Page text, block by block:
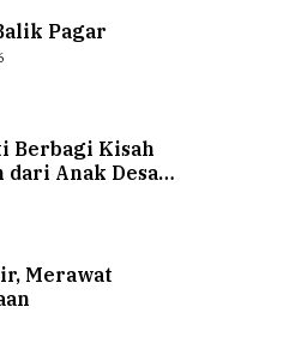
Pagar
Berbagi Kisah
dari Anak Desa
Merawat